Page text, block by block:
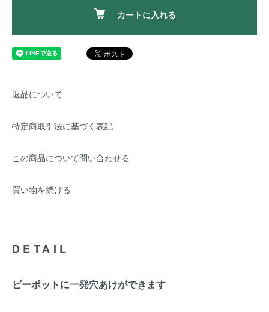
カートに入れる
返品について
特定商取引法に基づく表記
この商品について問い合わせる
買い物を続ける
DETAIL
ビーポットに一発穴あけができます